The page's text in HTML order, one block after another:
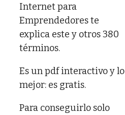
Internet para
Emprendedores te
explica este y otros 380
términos.
Es un pdf interactivo y lo
mejor: es gratis.
Para conseguirlo solo